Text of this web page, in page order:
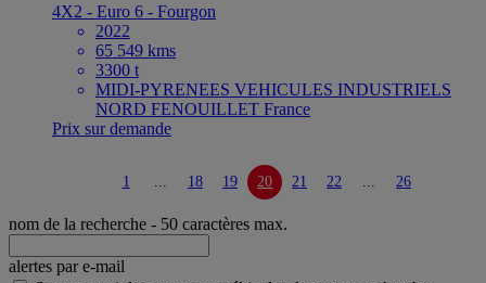
4X2 - Euro 6 - Fourgon
2022
65 549 kms
3300 t
MIDI-PYRENEES VEHICULES INDUSTRIELS
NORD FENOUILLET France
Prix sur demande
1 18 19 20 21 22 26
nom de la recherche - 50 caractères max.
alertes par e-mail